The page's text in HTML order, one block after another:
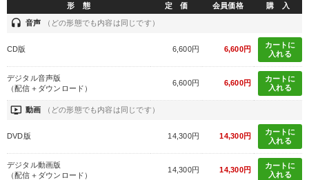
形 態 定 価 会員価格 購 入
headset 音声 （どの形態でも内容は同じです）
CD版 6,600円 6,600円
カートに
入れる
デジタル音声版
（配信＋ダウンロード）
6,600円 6,600円
カートに
入れる
ondemand_video 動画 （どの形態でも内容は同じです）
DVD版 14,300円 14,300円
カートに
入れる
デジタル動画版
（配信＋ダウンロード）
14,300円 14,300円
カートに
入れる